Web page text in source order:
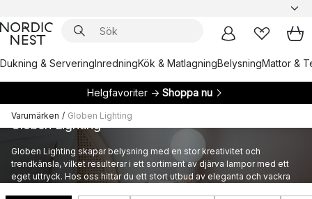
Dukning & ServeringInredningKök & MatlagningBelysningMattor &
Helgfavoriter → Shoppa nu
Varumärken / Globen Lighting
Globen Lighting
Globen Lighting skapar belysning med en stor kreativitet och
trendkänsla, vilket resulterar i ett sortiment av djärva lampor med ett
eget uttryck. Hos oss hittar du ett stort utbud av eleganta och vackra